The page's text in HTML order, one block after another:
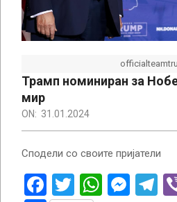
Трамп номиниран за
мир
ON: 31.01.2024
Сподели со своите пријатели
Facebook
Twitter